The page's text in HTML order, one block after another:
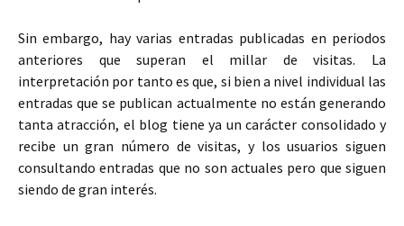
Sin embargo, hay varias entradas publicadas en periodos
anteriores que superan el millar de visitas. La
interpretación por tanto es que, si bien a nivel individual las
entradas que se publican actualmente no están generando
tanta atracción, el blog tiene ya un carácter consolidado y
recibe un gran número de visitas, y los usuarios siguen
consultando entradas que no son actuales pero que siguen
siendo de gran interés.